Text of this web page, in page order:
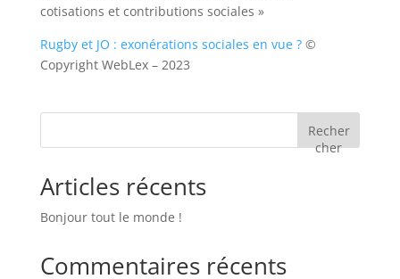
cotisations et contributions sociales »
Rugby et JO : exonérations sociales en vue ?©
Copyright WebLex – 2023
Recher
cher
Articles récents
Bonjour tout le monde !
Commentaires récents